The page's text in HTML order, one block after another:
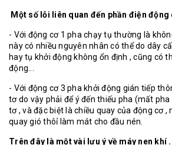
Một số lỗi liên quan đến phần điện động
- Với động cơ 1 pha chạy tụ thường là
này có nhiều nguyên nhân có thể do dây
hay tụ khởi động không ổn định , cũng có
động...
- Với động cơ 3 pha khởi động gián tiếp
tơ do vậy phải để ý đến thiếu pha (mất
tơ , và đặc biệt là chiều quay của động cơ ,
quay gió thôỉ làm mát cho đầu nén.
Trên đây là một vài lưu ý về máy nen khí .